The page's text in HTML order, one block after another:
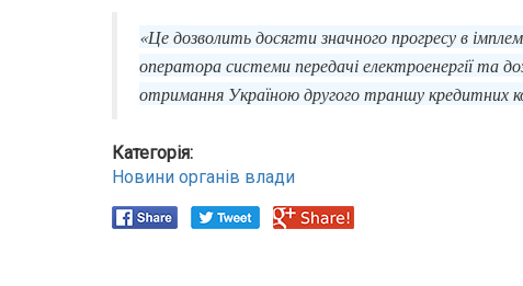
«Це дозволить досягти значного прогресу в
оператора системи передачі електроенергії та
отримання Україною другого траншу кредитних
Категорія:
Новини органів влади